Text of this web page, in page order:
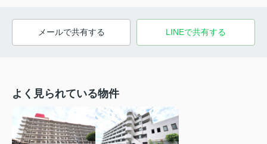
メールで共有する LINEで共有する
よく見られている物件